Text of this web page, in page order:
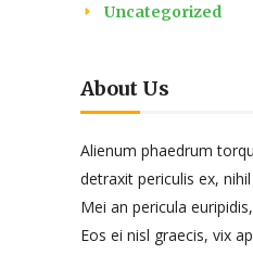
Uncategorized
About Us
Alienum phaedrum
detraxit periculis ex,
Mei an pericula
Eos ei nisl graecis, vix